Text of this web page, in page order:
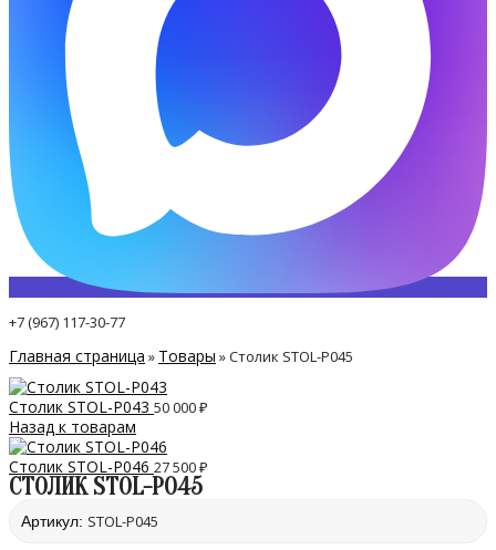
+7 (967) 117-30-77
Главная страница » Товары »Столик STOL-P045
Столик STOL-P043 50 000₽
Назад к товарам
Столик STOL-P046 27 500₽
СТОЛИК STOL-P045
Артикул: STOL-P045